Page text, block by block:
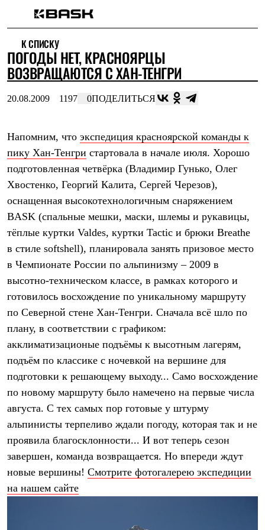
Интернет-магазин
Мужская одежда
Утепленная пухом
Куртки
Жилеты
Куртки
Штормовая одежда
Куртки
Брюки
Софтшелл одежда
Куртки
Брюки
Флисовая одежда
Куртки
Брюки
Термобелье
Теплое термобелье
Легкое термобелье
Лёгкая одежда
Футболки
Рубашки
Толстовки
Брюки
Женская одежда
Утепленная пухом
Брюки
Жилеты
Утепленная синтетикой
Куртки
Брюки
Штормовая одежда
Софтшелл одежда
К СПИСКУ
ПОГОДЫ НЕТ, КРАСНОЯРЦЫ
ВОЗВРАЩАЮТСЯ С ХАН-ТЕНГРИ
20.08.2009 1197 0ПОДЕЛИТЬСЯ
Напомним, что экспедиция красноярской команды к
пику Хан-Тенгри стартовала в начале июля. Хорошо
подготовленная четвёрка (Владимир Гунько, Олег
Хвостенко, Георгий Калита, Сергей Черезов),
оснащенная высокотехнологичным снаряжением
BASK (спальные мешки, маски, шлемы и рукавицы,
тёплые куртки Valdes, куртки Tactic и брюки Breathe
в стиле softshell), планировала занять призовое место
в Чемпионате России по альпинизму – 2009 в
высотно-техническом классе, в рамках которого и
готовилось восхождение по уникальному маршруту
по Северной стене Хан-Тенгри. Сначала всё шло по
плану, в соответствии с графиком:
акклиматизационые подъёмы к высотным лагерям,
подъём по классике с ночевкой на вершине для
подготовки к решающему выходу... Само восхождение
по новому маршруту было намечено на первые числа
августа. С тех самых пор готовые у штурму
альпинисты терпеливо ждали погоду, которая так и не
проявила благосклонности... И вот теперь сезон
завершен, команда возвращается. Но впереди ждут
новые вершины! Смотрите фотогалерею экспедиции
на нашем сайте